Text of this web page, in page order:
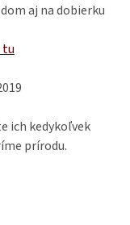
aj na dobierku
tu
ich kedykoľvek
prírodu.